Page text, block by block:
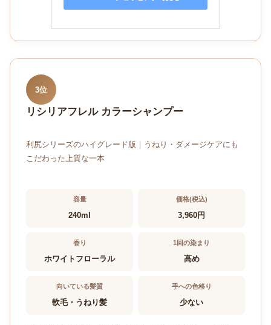
3位
リシリアフレル カラーシャンプー
利尻シリーズのハイグレード版｜うねり・ダメージケアにも
こだわった上質な一本
容量
240ml
価格(税込)
3,960円
香り
ホワイトフローラル
1回の染まり
高め
向いている髪質
軟毛・うねり髪
手への色移り
少ない